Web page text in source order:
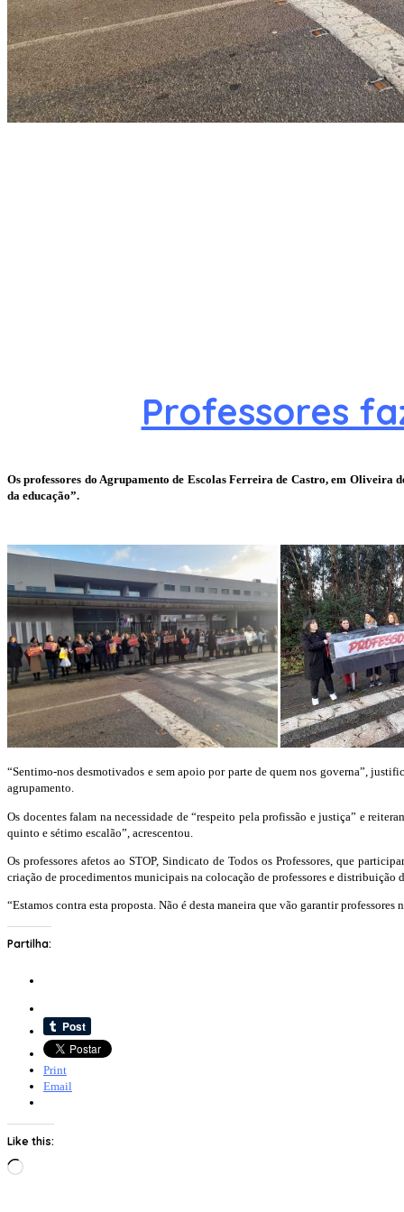
Professores
Os professores do Agrupamento de Escolas Ferreira de Castro, em Oliveira
da educação”.
“Sentimo-nos desmotivados e sem apoio por parte de quem nos governa”,
agrupamento.
Os docentes falam na necessidade de “respeito pela profissão e justiça” e
quinto e sétimo escalão”, acrescentou.
Os professores afetos ao STOP, Sindicato de Todos os Professores, que
criação de procedimentos municipais na colocação de professores e distribuição
“Estamos contra esta proposta. Não é desta maneira que vão garantir professores
Partilha:
Print
Email
Like this:
Loading…